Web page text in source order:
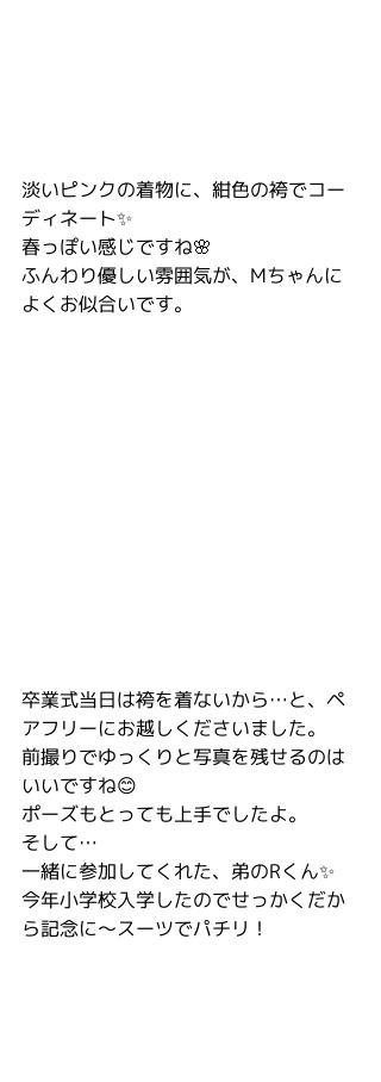
淡いピンクの着物に、紺色の袴でコー
ディネート✨
春っぽい感じですね🌸
ふんわり優しい雰囲気が、Mちゃんに
よくお似合いです。
卒業式当日は袴を着ないから…と、ペ
アフリーにお越しくださいました。
前撮りでゆっくりと写真を残せるのは
いいですね😊
ポーズもとっても上手でしたよ。
そして…
一緒に参加してくれた、弟のRくん✨
今年小学校入学したのでせっかくだか
ら記念に〜スーツでパチリ！